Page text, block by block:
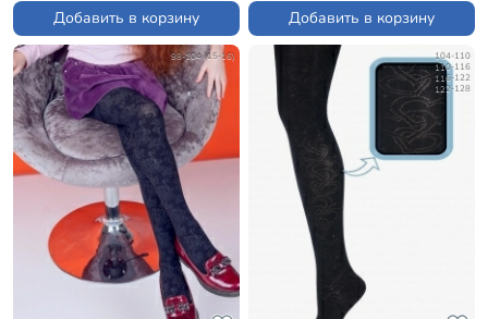
Добавить в корзину Добавить в корзину
98-104 (15-16)
104-110
110-116
116-122
122-128